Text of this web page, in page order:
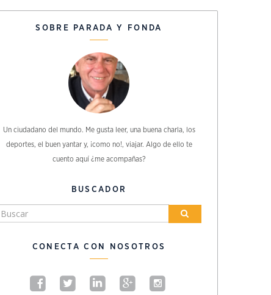
SOBRE PARADA Y FONDA
Un ciudadano del mundo. Me gusta leer, una buena charla, los
deportes, el buen yantar y, ¡como no!, viajar. Algo de ello te
cuento aquí ¿me acompañas?
BUSCADOR
CONECTA CON NOSOTROS